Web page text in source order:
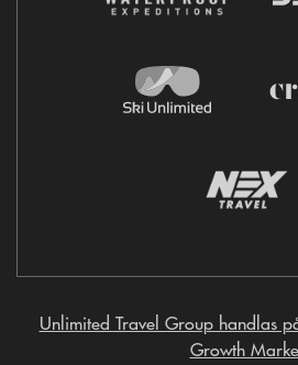
Unlimited Travel Group handlas
Growth